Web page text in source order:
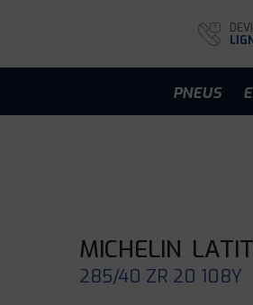
PNEUS
MICHELIN
285/40 ZR 20 108Y